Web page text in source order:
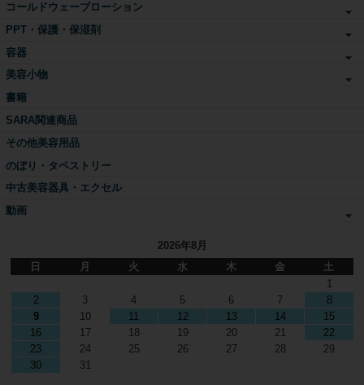
コールドウェーブローション
PPT・保護・保湿剤
容器
美容小物
書籍
SARA関連商品
その他美容用品
のぼり・タペストリー
中古美容器具・エクセル
動画
2026年8月
日
月 火 水 木 金
土
1
2
3 4 5 6 7
8
9
10 11 12 13 14
15
16
17 18 19 20 21
22
23
24 25 26 27 28
29
30
31